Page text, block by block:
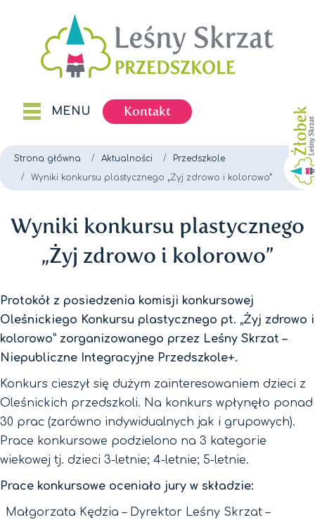
MENU Kontakt
Strona główna Aktualności
Przedszkole
Wyniki konkursu plastycznego „Żyj zdrowo i kolorowo”
Wyniki konkursu plastycznego
„Żyj zdrowo i kolorowo”
Protokół z posiedzenia komisji konkursowej
Oleśnickiego Konkursu plastycznego pt. „Żyj zdrowo i
kolorowo” zorganizowanego przez Leśny Skrzat –
Niepubliczne Integracyjne Przedszkole+.
Konkurs cieszył się dużym zainteresowaniem dzieci z
Oleśnickich przedszkoli. Na konkurs wpłynęło ponad
30 prac (zarówno indywidualnych jak i grupowych).
Prace konkursowe podzielono na 3 kategorie
wiekowej tj. dzieci 3-letnie; 4-letnie; 5-letnie.
Prace konkursowe oceniało jury w składzie:
Małgorzata Kędzia – Dyrektor Leśny Skrzat –